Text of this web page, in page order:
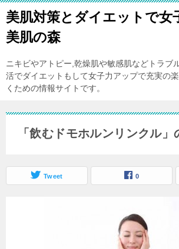
美肌対策とダイエットで女
美肌の森
ニキビやアトピー,乾燥肌や敏感肌などトラブ
活でダイエットもして女子力アップで充実の
くための情報サイトです。
「飲むドモホルンリンクル」
Tweet 0